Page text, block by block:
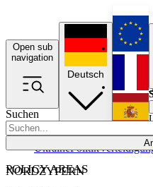
Open sub
navigation
Suchen
POLICY AREAS
UkrainePolitik
Deutsch
NORDZYPERN